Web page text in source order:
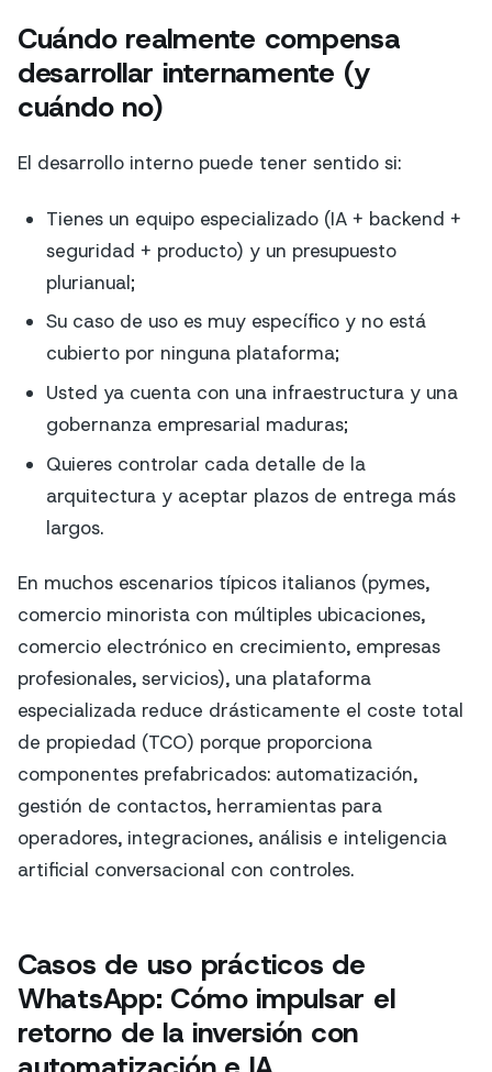
Cuándo realmente compensa
desarrollar internamente (y
cuándo no)
El desarrollo interno puede tener sentido si:
Tienes un equipo especializado (IA + backend +
seguridad + producto) y un presupuesto
plurianual;
Su caso de uso es muy específico y no está
cubierto por ninguna plataforma;
Usted ya cuenta con una infraestructura y una
gobernanza empresarial maduras;
Quieres controlar cada detalle de la
arquitectura y aceptar plazos de entrega más
largos.
En muchos escenarios típicos italianos (pymes,
comercio minorista con múltiples ubicaciones,
comercio electrónico en crecimiento, empresas
profesionales, servicios), una plataforma
especializada reduce drásticamente el coste total
de propiedad (TCO) porque proporciona
componentes prefabricados: automatización,
gestión de contactos, herramientas para
operadores, integraciones, análisis e inteligencia
artificial conversacional con controles.
Casos de uso prácticos de
WhatsApp: Cómo impulsar el
retorno de la inversión con